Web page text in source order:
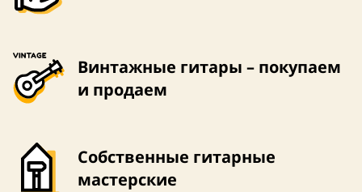
Винтажные гитары – покупаем
и продаем
Собственные гитарные
мастерские